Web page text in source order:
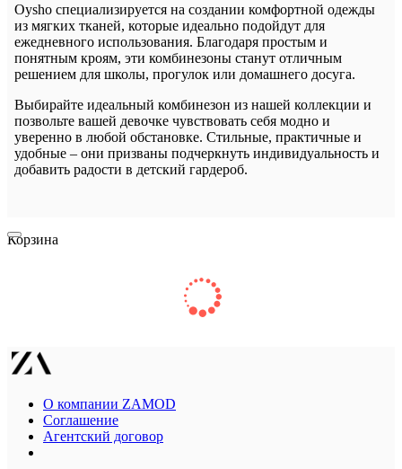
Oysho специализируется на создании комфортной одежды
из мягких тканей, которые идеально подойдут для
ежедневного использования. Благодаря простым и
понятным кроям, эти комбинезоны станут отличным
решением для школы, прогулок или домашнего досуга.
Выбирайте идеальный комбинезон из нашей коллекции и
позвольте вашей девочке чувствовать себя модно и
уверенно в любой обстановке. Стильные, практичные и
удобные – они призваны подчеркнуть индивидуальность и
добавить радости в детский гардероб.
Корзина
О компании ZAMOD
Соглашение
Агентский договор